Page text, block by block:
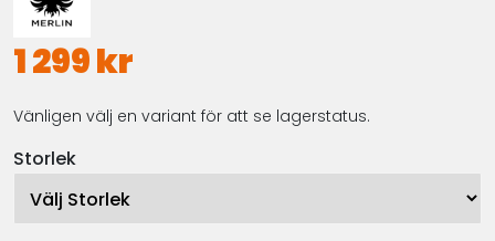
1 299 kr
Vänligen välj en variant för att se lagerstatus.
Storlek